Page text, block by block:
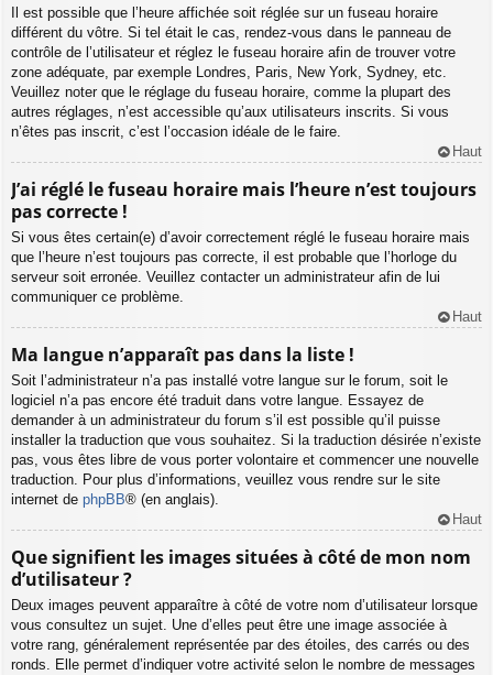
Il est possible que l’heure affichée soit réglée sur un fuseau horaire
différent du vôtre. Si tel était le cas, rendez-vous dans le panneau de
contrôle de l’utilisateur et réglez le fuseau horaire afin de trouver votre
zone adéquate, par exemple Londres, Paris, New York, Sydney, etc.
Veuillez noter que le réglage du fuseau horaire, comme la plupart des
autres réglages, n’est accessible qu’aux utilisateurs inscrits. Si vous
n’êtes pas inscrit, c’est l’occasion idéale de le faire.
Haut
J’ai réglé le fuseau horaire mais l’heure n’est toujours
pas correcte !
Si vous êtes certain(e) d’avoir correctement réglé le fuseau horaire mais
que l’heure n’est toujours pas correcte, il est probable que l’horloge du
serveur soit erronée. Veuillez contacter un administrateur afin de lui
communiquer ce problème.
Haut
Ma langue n’apparaît pas dans la liste !
Soit l’administrateur n’a pas installé votre langue sur le forum, soit le
logiciel n’a pas encore été traduit dans votre langue. Essayez de
demander à un administrateur du forum s’il est possible qu’il puisse
installer la traduction que vous souhaitez. Si la traduction désirée n’existe
pas, vous êtes libre de vous porter volontaire et commencer une nouvelle
traduction. Pour plus d’informations, veuillez vous rendre sur le site
internet de phpBB® (en anglais).
Haut
Que signifient les images situées à côté de mon nom
d’utilisateur ?
Deux images peuvent apparaître à côté de votre nom d’utilisateur lorsque
vous consultez un sujet. Une d’elles peut être une image associée à
votre rang, généralement représentée par des étoiles, des carrés ou des
ronds. Elle permet d’indiquer votre activité selon le nombre de messages